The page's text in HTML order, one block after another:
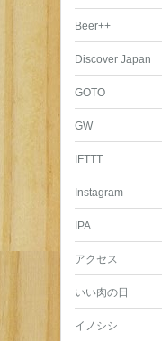
Beer++
Discover Japan
GOTO
GW
IFTTT
Instagram
IPA
アクセス
いい肉の日
イノシシ